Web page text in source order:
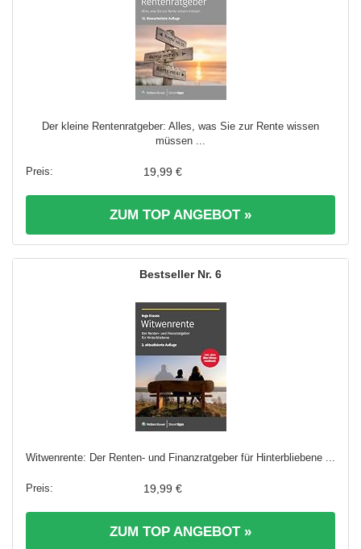
Der kleine Rentenratgeber: Alles, was Sie zur Rente wissen
müssen ...
19,99 €
ZUM TOP ANGEBOT »
6
Witwenrente: Der Renten- und Finanzratgeber für Hinterbliebene ...
19,99 €
ZUM TOP ANGEBOT »